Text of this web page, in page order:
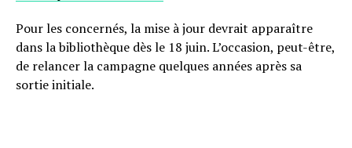
Pour les concernés, la mise à jour devrait apparaître
dans la bibliothèque dès le 18 juin. L’occasion, peut-être,
de relancer la campagne quelques années après sa
sortie initiale.